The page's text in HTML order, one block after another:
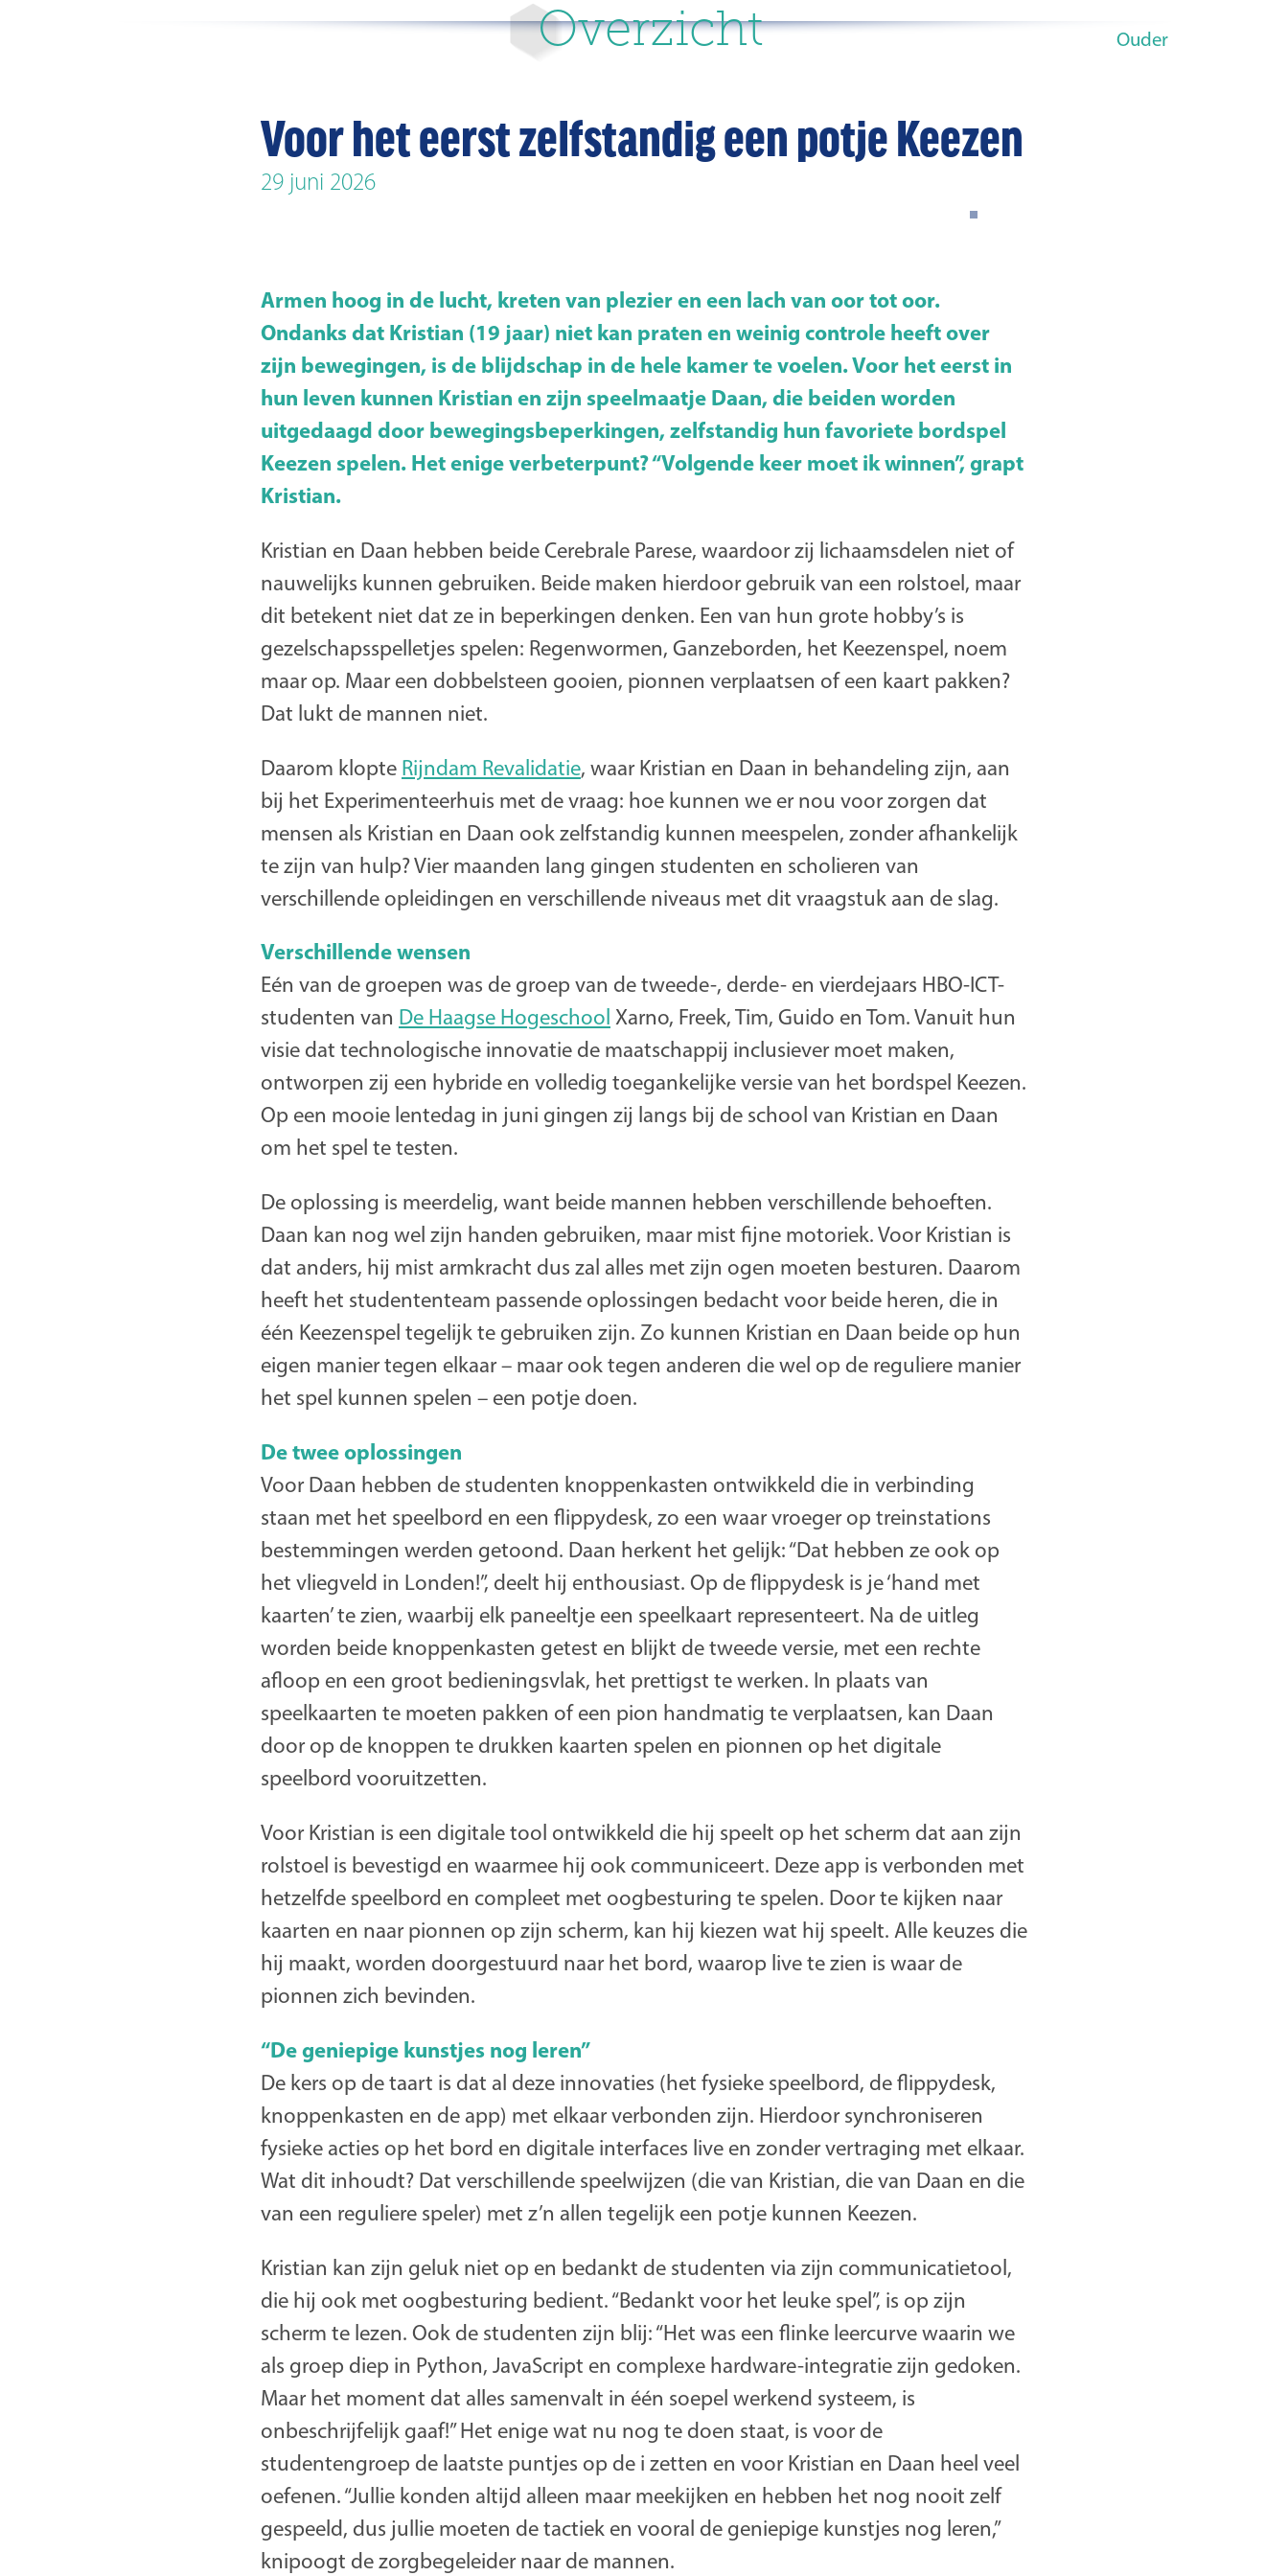
Overzicht Ouder
Voor het eerst zelfstandig een potje Keezen
29 juni 2026
Armen hoog in de lucht, kreten van plezier en een lach van oor tot oor.
Ondanks dat Kristian (19 jaar) niet kan praten en weinig controle heeft over
zijn bewegingen, is de blijdschap in de hele kamer te voelen. Voor het eerst in
hun leven kunnen Kristian en zijn speelmaatje Daan, die beiden worden
uitgedaagd door bewegingsbeperkingen, zelfstandig hun favoriete bordspel
Keezen spelen. Het enige verbeterpunt? “Volgende keer moet ik winnen”, grapt
Kristian.
Kristian en Daan hebben beide Cerebrale Parese, waardoor zij lichaamsdelen niet of
nauwelijks kunnen gebruiken. Beide maken hierdoor gebruik van een rolstoel, maar
dit betekent niet dat ze in beperkingen denken. Een van hun grote hobby’s is
gezelschapsspelletjes spelen: Regenwormen, Ganzeborden, het Keezenspel, noem
maar op. Maar een dobbelsteen gooien, pionnen verplaatsen of een kaart pakken?
Dat lukt de mannen niet.
Daarom klopte Rijndam Revalidatie, waar Kristian en Daan in behandeling zijn, aan
bij het Experimenteerhuis met de vraag: hoe kunnen we er nou voor zorgen dat
mensen als Kristian en Daan ook zelfstandig kunnen meespelen, zonder afhankelijk
te zijn van hulp? Vier maanden lang gingen studenten en scholieren van
verschillende opleidingen en verschillende niveaus met dit vraagstuk aan de slag.
Verschillende wensen
Eén van de groepen was de groep van de tweede-, derde- en vierdejaars HBO-ICT-
studenten van De Haagse Hogeschool Xarno, Freek, Tim, Guido en Tom. Vanuit hun
visie dat technologische innovatie de maatschappij inclusiever moet maken,
ontworpen zij een hybride en volledig toegankelijke versie van het bordspel Keezen.
Op een mooie lentedag in juni gingen zij langs bij de school van Kristian en Daan
om het spel te testen.
De oplossing is meerdelig, want beide mannen hebben verschillende behoeften.
Daan kan nog wel zijn handen gebruiken, maar mist fijne motoriek. Voor Kristian is
dat anders, hij mist armkracht dus zal alles met zijn ogen moeten besturen. Daarom
heeft het studententeam passende oplossingen bedacht voor beide heren, die in
één Keezenspel tegelijk te gebruiken zijn. Zo kunnen Kristian en Daan beide op hun
eigen manier tegen elkaar – maar ook tegen anderen die wel op de reguliere manier
het spel kunnen spelen – een potje doen.
De twee oplossingen
Voor Daan hebben de studenten knoppenkasten ontwikkeld die in verbinding
staan met het speelbord en een flippydesk, zo een waar vroeger op treinstations
bestemmingen werden getoond. Daan herkent het gelijk: “Dat hebben ze ook op
het vliegveld in Londen!”, deelt hij enthousiast. Op de flippydesk is je ‘hand met
kaarten’ te zien, waarbij elk paneeltje een speelkaart representeert. Na de uitleg
worden beide knoppenkasten getest en blijkt de tweede versie, met een rechte
afloop en een groot bedieningsvlak, het prettigst te werken. In plaats van
speelkaarten te moeten pakken of een pion handmatig te verplaatsen, kan Daan
door op de knoppen te drukken kaarten spelen en pionnen op het digitale
speelbord vooruitzetten.
Voor Kristian is een digitale tool ontwikkeld die hij speelt op het scherm dat aan zijn
rolstoel is bevestigd en waarmee hij ook communiceert. Deze app is verbonden met
hetzelfde speelbord en compleet met oogbesturing te spelen. Door te kijken naar
kaarten en naar pionnen op zijn scherm, kan hij kiezen wat hij speelt. Alle keuzes die
hij maakt, worden doorgestuurd naar het bord, waarop live te zien is waar de
pionnen zich bevinden.
“De geniepige kunstjes nog leren”
De kers op de taart is dat al deze innovaties (het fysieke speelbord, de flippydesk,
knoppenkasten en de app) met elkaar verbonden zijn. Hierdoor synchroniseren
fysieke acties op het bord en digitale interfaces live en zonder vertraging met elkaar.
Wat dit inhoudt? Dat verschillende speelwijzen (die van Kristian, die van Daan en die
van een reguliere speler) met z’n allen tegelijk een potje kunnen Keezen.
Kristian kan zijn geluk niet op en bedankt de studenten via zijn communicatietool,
die hij ook met oogbesturing bedient. “Bedankt voor het leuke spel”, is op zijn
scherm te lezen. Ook de studenten zijn blij: “Het was een flinke leercurve waarin we
als groep diep in Python, JavaScript en complexe hardware-integratie zijn gedoken.
Maar het moment dat alles samenvalt in één soepel werkend systeem, is
onbeschrijfelijk gaaf!” Het enige wat nu nog te doen staat, is voor de
studentengroep de laatste puntjes op de i zetten en voor Kristian en Daan heel veel
oefenen. “Jullie konden altijd alleen maar meekijken en hebben het nog nooit zelf
gespeeld, dus jullie moeten de tactiek en vooral de geniepige kunstjes nog leren,”
knipoogt de zorgbegeleider naar de mannen.